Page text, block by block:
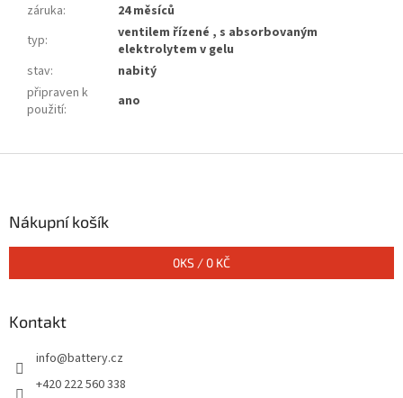
záruka:
24 měsíců
typ:
ventilem řízené , s absorbovaným
elektrolytem v gelu
stav:
nabitý
připraven k
použití: ano
Nákupní košík
0KS / 0 KČ
Kontakt
info@battery.cz
+420 222 560 338